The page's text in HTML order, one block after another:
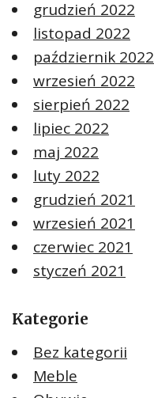
grudzień 2022
listopad 2022
październik 2022
wrzesień 2022
sierpień 2022
lipiec 2022
maj 2022
luty 2022
grudzień 2021
wrzesień 2021
czerwiec 2021
styczeń 2021
Kategorie
Bez kategorii
Meble